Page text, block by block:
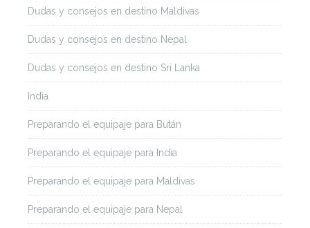
Dudas y consejos en destino Maldivas
Dudas y consejos en destino Nepal
Dudas y consejos en destino Sri Lanka
India
Preparando el equipaje para Bután
Preparando el equipaje para India
Preparando el equipaje para Maldivas
Preparando el equipaje para Nepal